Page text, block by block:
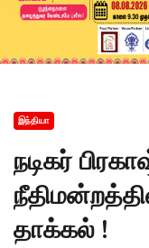
இந்தியா
நடிகர்
தாக்கல் !